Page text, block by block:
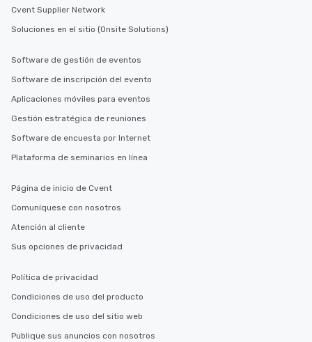
Cvent Supplier Network
Soluciones en el sitio (Onsite Solutions)
Software de gestión de eventos
Software de inscripción del evento
Aplicaciones móviles para eventos
Gestión estratégica de reuniones
Software de encuesta por Internet
Plataforma de seminarios en línea
Página de inicio de Cvent
Comuníquese con nosotros
Atención al cliente
Sus opciones de privacidad
Política de privacidad
Condiciones de uso del producto
Condiciones de uso del sitio web
Publique sus anuncios con nosotros